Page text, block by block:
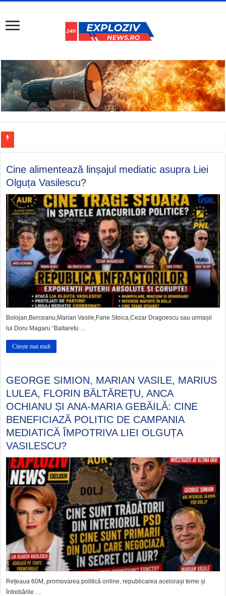
Cine alimentează linșajul mediatic asupra Liei
Olguța Vasilescu?
Bolojan,Berceanu,Marian Vasile,Fane Stoica,Cezar Dragoescu sau urmașii
lui Doru Magaru “Baltaretu …
Citește mai mult
GEORGE SIMION, MARIAN VASILE, MARIUS
LULEA, FLORIN BĂLTĂREȚU, ANCA
OCHIANU ȘI ANA-MARIA GEBĂILĂ: CINE
BENEFICIAZĂ POLITIC DE CAMPANIA
MEDIATICĂ ÎMPOTRIVA LIEI OLGUȚA
VASILESCU?
Rețeaua 60M, promovarea politică online, republicarea acelorași teme și
întrebările …